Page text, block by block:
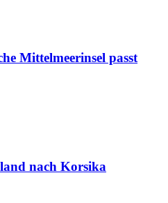
Mittelmeerinsel passt
nach Korsika